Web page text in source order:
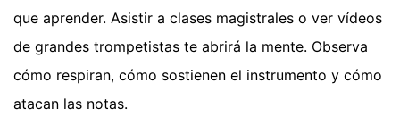
que aprender. Asistir a clases magistrales o ver vídeos
de grandes trompetistas te abrirá la mente. Observa
cómo respiran, cómo sostienen el instrumento y cómo
atacan las notas.